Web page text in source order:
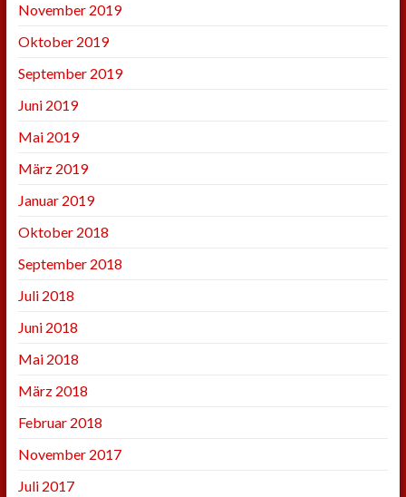
November 2019
Oktober 2019
September 2019
Juni 2019
Mai 2019
März 2019
Januar 2019
Oktober 2018
September 2018
Juli 2018
Juni 2018
Mai 2018
März 2018
Februar 2018
November 2017
Juli 2017